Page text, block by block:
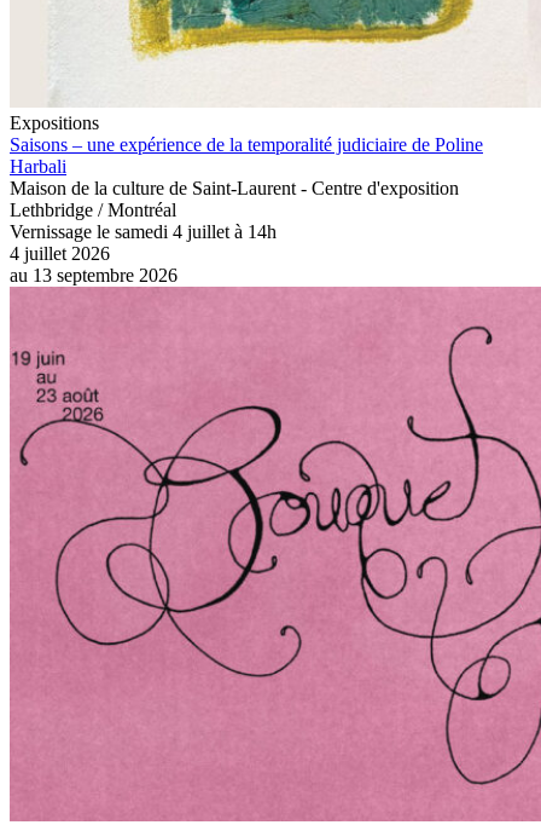
Expositions
Saisons – une expérience de la temporalité judiciaire de Poline
Harbali
Maison de la culture de Saint-Laurent - Centre d'exposition
Lethbridge / Montréal
Vernissage le samedi 4 juillet à 14h
4 juillet 2026
au 13 septembre 2026